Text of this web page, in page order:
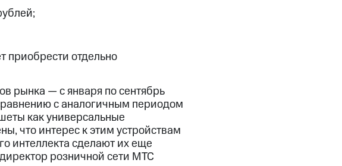
приобрести отдельно
рынка — с января по сентябрь
с аналогичным периодом
как универсальные
что интерес к этим устройствам
интеллекта сделают их еще
розничной сети МТС